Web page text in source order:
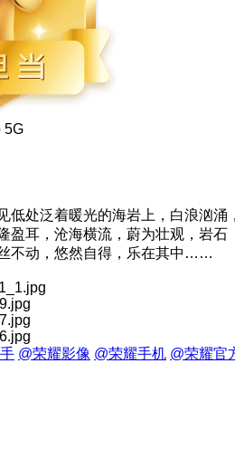
5G
低处泛着暖光的海岩上，白浪汹涌
盈耳，沧海横流，蔚为壮观，岩石
不动，悠然自得，乐在其中……
@荣耀影像 @荣耀手机 @荣耀官